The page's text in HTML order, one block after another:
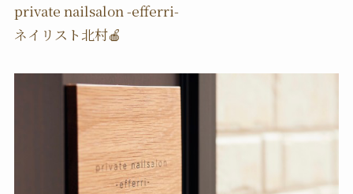
private nailsalon -efferri-
ネイリスト北村🍎